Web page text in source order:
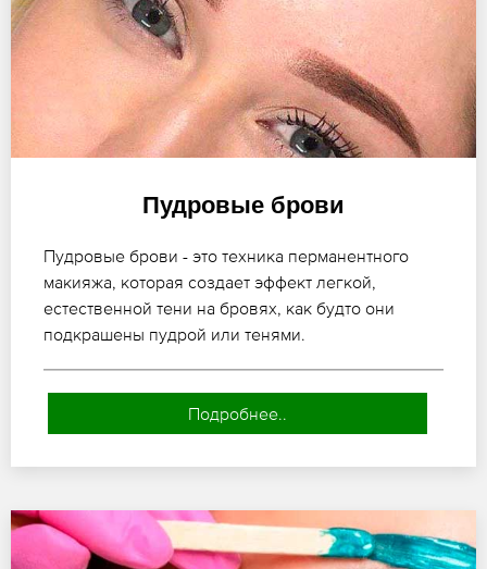
Пудровые брови
Пудровые брови - это техника перманентного
макияжа, которая создает эффект легкой,
естественной тени на бровях, как будто они
подкрашены пудрой или тенями.
Подробнее..